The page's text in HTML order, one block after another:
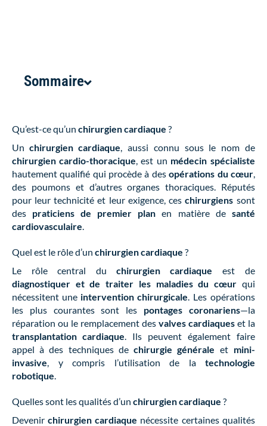
Sommaire
Qu’est-ce qu’un chirurgien cardiaque ?
Un chirurgien cardiaque , aussi connu sous le nom de
chirurgien cardio-thoracique , est un médecin spécialiste
hautement qualifié qui procède à des opérations du cœur
des poumons et d’autres organes thoraciques. Réputés
pour leur technicité et leur exigence, ces chirurgiens sont
des praticiens de premier plan en matière de santé
cardiovasculaire
Quel est le rôle d’un chirurgien cardiaque ?
Le rôle central du chirurgien cardiaque est de
diagnostiquer et de traiter les maladies du cœur qui
nécessitent une intervention chirurgicale . Les opérations
les plus courantes sont les pontages coronariens—la
réparation ou le remplacement des valves cardiaques et la
transplantation cardiaque . Ils peuvent également faire
appel à des techniques de chirurgie générale et mini-
invasive , y compris l’utilisation de la technologie
robotique
Quelles sont les qualités d’un chirurgien cardiaque ?
Devenir chirurgien cardiaque nécessite certaines qualités